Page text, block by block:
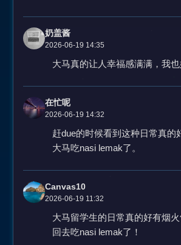
奶盖酱
2026-06-19 14:35
大马真的让人幸福感满满，我也
在忙呢
2026-06-19 14:32
赶due的时候看到这种日常真的
大马吃nasi lemak了。
Canvas10
2026-06-19 11:32
大马留学生的日常真的好有烟
回去吃nasi lemak了！